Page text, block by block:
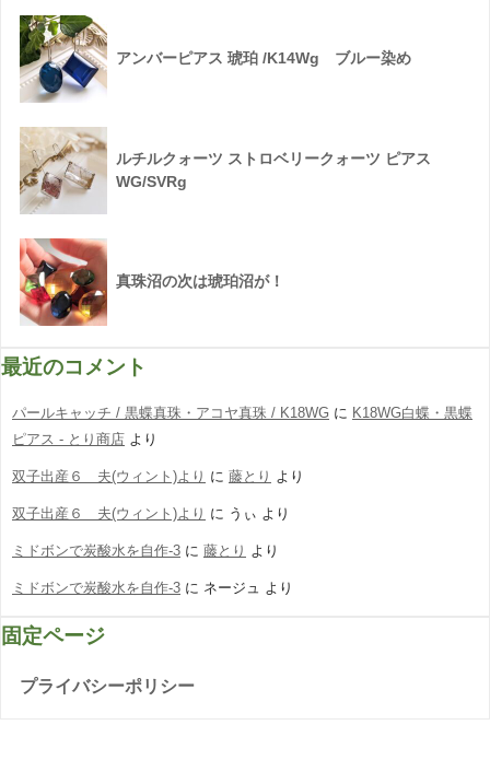
アンバーピアス 琥珀 /K14Wg ブルー染め
ルチルクォーツ ストロベリークォーツ ピアス
WG/SVRg
真珠沼の次は琥珀沼が！
最近のコメント
パールキャッチ / 黒蝶真珠・アコヤ真珠 / K18WG に K18WG白蝶・黒蝶
ピアス - とり商店 より
双子出産６ 夫(ウィント)より に 藤とり より
双子出産６ 夫(ウィント)より に うぃ より
ミドボンで炭酸水を自作-3 に 藤とり より
ミドボンで炭酸水を自作-3 に ネージュ より
固定ページ
プライバシーポリシー